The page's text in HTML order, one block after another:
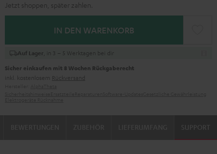
Jetzt shoppen, später zahlen.
IN DEN WARENKORB
Auf Lager , in 3 – 5 Werktagen bei dir
Sicher einkaufen mit 8 Wochen Rückgaberecht
inkl. kostenlosem Rückversand
SUPPORT